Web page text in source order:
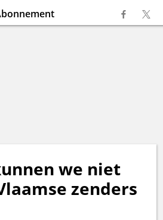
we niet
zenders